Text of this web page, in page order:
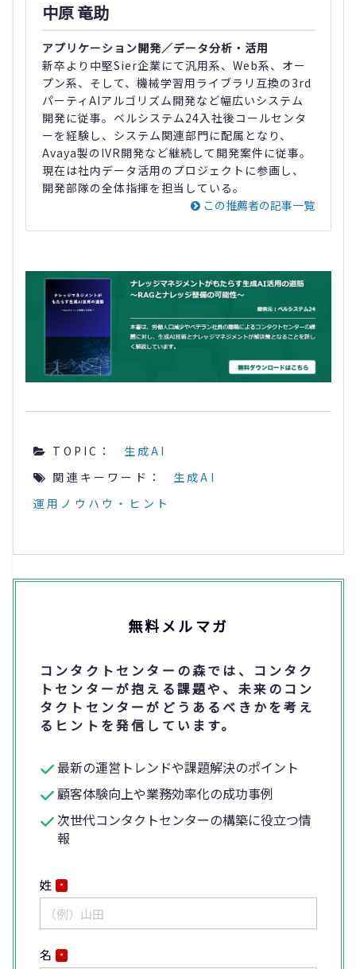
中原 竜助
アプリケーション開発／データ分析・活用
新卒より中堅Sier企業にて汎用系、Web系、オー
プン系、そして、機械学習用ライブラリ互換の3rd
パーティAIアルゴリズム開発など幅広いシステム
開発に従事。ベルシステム24入社後コールセンタ
ーを経験し、システム関連部門に配属となり、
Avaya製のIVR開発など継続して開発案件に従事。
現在は社内データ活用のプロジェクトに参画し、
開発部隊の全体指揮を担当している。
この推薦者の記事一覧
TOPIC：
生成AI
関連キーワード：
生成AI
運用ノウハウ・ヒント
無料メルマガ
コンタクトセンターの森では、コンタク
トセンターが抱える課題や、未来のコン
タクトセンターがどうあるべきかを考え
るヒントを発信しています。
最新の運営トレンドや課題解決のポイント
顧客体験向上や業務効率化の成功事例
次世代コンタクトセンターの構築に役立つ情
報
姓 *
名 *